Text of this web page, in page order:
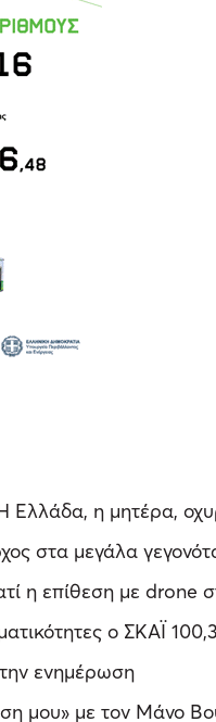
Ελλάδα, η μητέρα,
στα μεγάλα
η επίθεση με
ο ΣΚΑΪ 100,3
ενημέρωση
μου» με τον Μάνο